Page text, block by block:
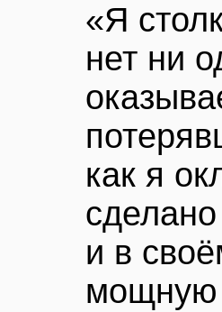
«Я
нет ни
как я
и в
мощную